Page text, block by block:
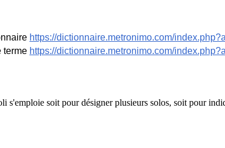
https://dictionnaire.metronimo.com/
terme https://dictionnaire.metronimo.com/
soit pour désigner plusieurs solos, soit pour